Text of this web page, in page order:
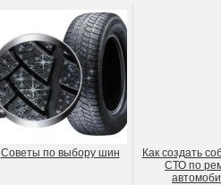
Советы по выбору шин
Как создать
СТО по